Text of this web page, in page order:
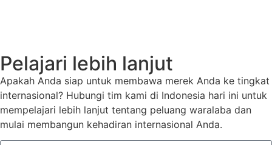
Pelajari lebih lanjut
Apakah Anda siap untuk membawa merek Anda ke tingkat
internasional? Hubungi tim kami di Indonesia hari ini untuk
mempelajari lebih lanjut tentang peluang waralaba dan
mulai membangun kehadiran internasional Anda.